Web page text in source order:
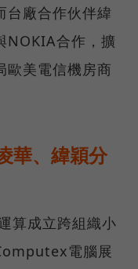
台廠合作伙伴緯
NOKIA合作，擴
歐美電信機房商
華、緯穎分
算成立跨組織小
電腦展